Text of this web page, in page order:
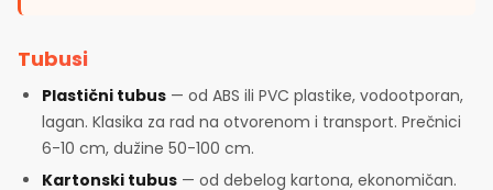
Tubusi
Plastični tubus — od ABS ili PVC plastike, vodootporan,
lagan. Klasika za rad na otvorenom i transport. Prečnici
6-10 cm, dužine 50-100 cm.
Kartonski tubus — od debelog kartona, ekonomičan.